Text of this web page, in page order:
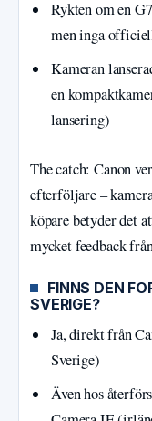
Rykten om en
men inga
Kameran
en
lansering)
The catch: Canon
efterföljare –
köpare betyder det
mycket feedback
FINNS DEN
SVERIGE?
Ja, direkt från
Sverige)
Även hos